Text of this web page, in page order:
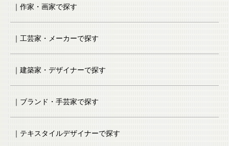
｜作家・画家で探す
｜工芸家・メーカーで探す
｜建築家・デザイナーで探す
｜ブランド・手芸家で探す
｜テキスタイルデザイナーで探す